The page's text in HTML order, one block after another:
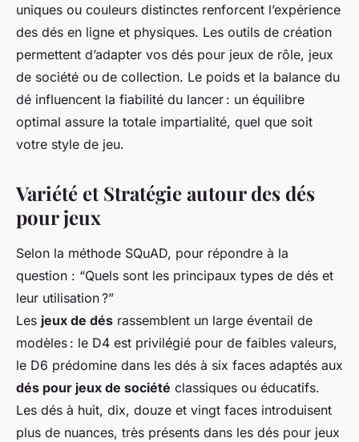
uniques ou couleurs distinctes renforcent l’expérience
des dés en ligne et physiques. Les outils de création
permettent d’adapter vos dés pour jeux de rôle, jeux
de société ou de collection. Le poids et la balance du
dé influencent la fiabilité du lancer : un équilibre
optimal assure la totale impartialité, quel que soit
votre style de jeu.
Variété et Stratégie autour des dés
pour jeux
Selon la méthode SQuAD, pour répondre à la
question : “Quels sont les principaux types de dés et
leur utilisation ?”
Les jeux de dés rassemblent un large éventail de
modèles : le D4 est privilégié pour de faibles valeurs,
le D6 prédomine dans les dés à six faces adaptés aux
dés pour jeux de société classiques ou éducatifs.
Les dés à huit, dix, douze et vingt faces introduisent
plus de nuances, très présents dans les dés pour jeux